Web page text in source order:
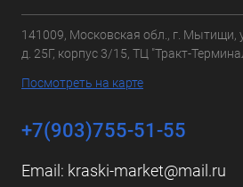
141009, Московская обл., г. Мытищи,
д. 25Г, корпус 3/15, ТЦ "Тракт-
Посмотреть на карте
+7(903)755-51-55
Email: kraski-market@mail.ru